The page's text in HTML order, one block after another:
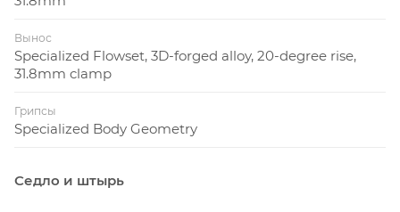
Вынос
Specialized Flowset, 3D-forged alloy, 20-degree rise,
31.8mm clamp
Грипсы
Specialized Body Geometry
Седло и штырь